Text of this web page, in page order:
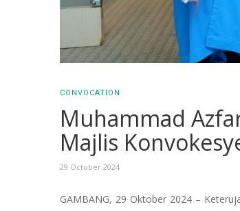
CONVOCATION
Muhammad
Majlis
29 October 2024
GAMBANG, 29 Oktober 2024 –